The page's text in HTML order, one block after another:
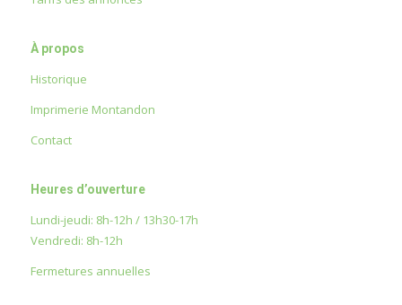
À propos
Historique
Imprimerie Montandon
Contact
Heures d’ouverture
Lundi-jeudi: 8h-12h / 13h30-17h
Vendredi: 8h-12h
Fermetures annuelles